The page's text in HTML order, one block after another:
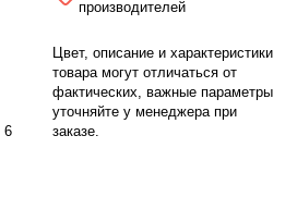
6
производителей
Цвет, описание и характеристики
товара могут отличаться от
фактических, важные параметры
уточняйте у менеджера при
заказе.